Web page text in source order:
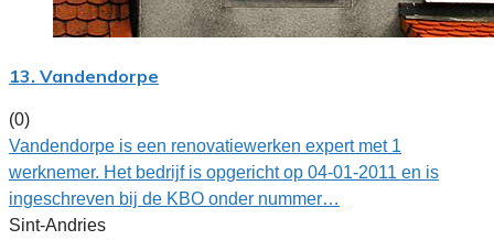
13. Vandendorpe
(0)
Vandendorpe is een renovatiewerken expert met 1
werknemer. Het bedrijf is opgericht op 04-01-2011 en is
ingeschreven bij de KBO onder nummer…
Sint-Andries